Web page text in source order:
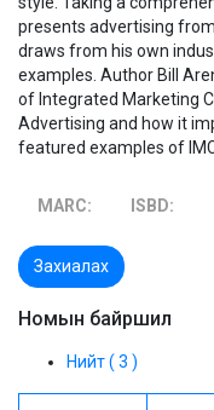
presents advertising
draws from his own
examples. Author Bill
of Integrated Marketing
Advertising and how it
featured examples of
MARC: ISBD:
Захиалах
Номын байршил
Нийт ( 3 )